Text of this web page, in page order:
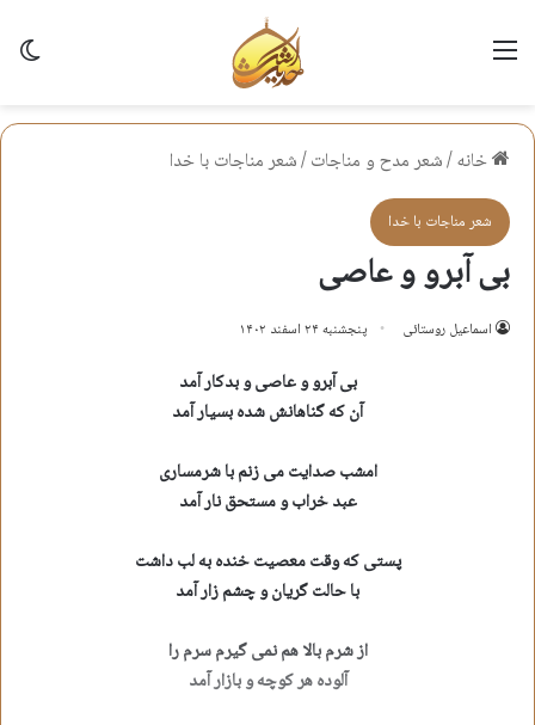
منو
خانه/شعر مدح و مناجات/شعر مناجات با خدا
شعر مناجات با خدا
بی آبرو و عاصی
اسماعیل روستائی پنجشنبه ۲۴ اسفند ۱۴۰۲
بی آبرو و عاصی و بدکار آمد
آن که گناهانش شده بسیار آمد
امشب صدایت می زنم با شرمساری
عبد خراب و مستحق نار آمد
پستی که وقت معصیت خنده به لب داشت
با حالت گریان و چشم زار آمد
از شرم بالا هم نمی گیرم سرم را
آلوده هر کوچه و بازار آمد